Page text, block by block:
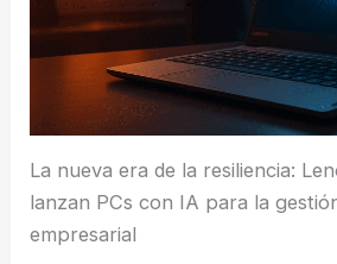
La nueva era de la resiliencia:
lanzan PCs con IA para la
empresarial